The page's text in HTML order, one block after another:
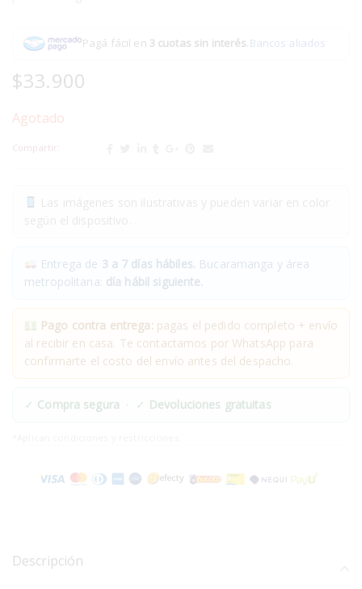
Pagá fácil en 3 cuotas sin interés.Bancos aliados
$33.900
Agotado
Compartir:
Entrega de 3 a 7 días hábiles. Bucaramanga y área
metropolitana: día hábil siguiente.
Pago contra entrega: pagas el pedido completo + envío
al recibir en casa. Te contactamos por WhatsApp para
confirmarte el costo del envío antes del despacho.
✓ Compra segura · ✓ Devoluciones gratuitas
Descripción